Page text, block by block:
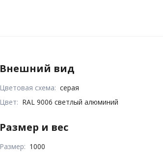
Внешний вид
Цветовая схема: серая
Цвет: RAL 9006 светлый алюминий
Размер и вес
Размер: 1000